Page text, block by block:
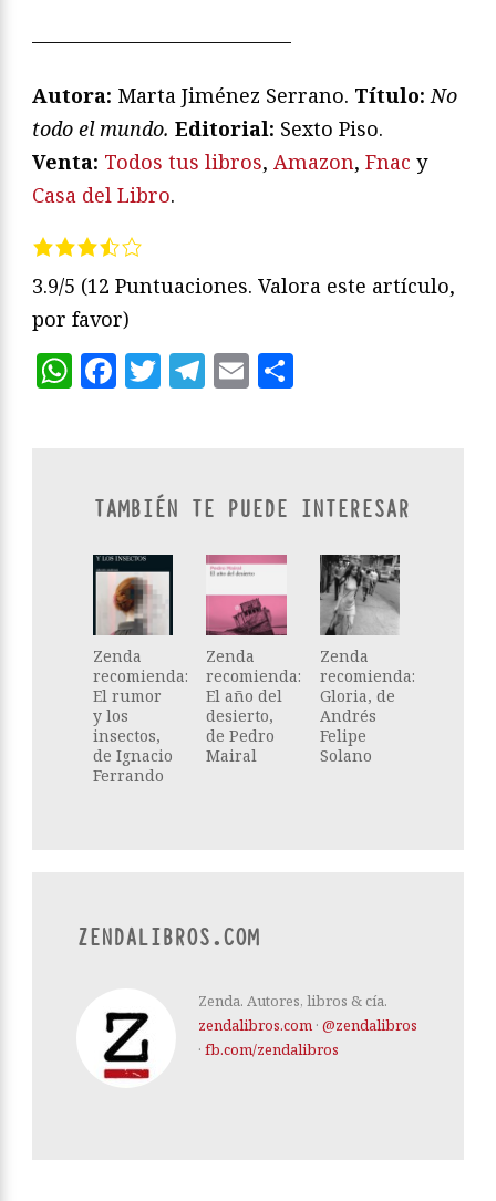
—————————————
Autora: Marta Jiménez Serrano. Título: No
todo el mundo. Editorial: Sexto Piso.
Venta: Todos tus libros, Amazon, Fnac y
Casa del Libro.
3.9/5 (12 Puntuaciones. Valora este artículo,
por favor)
WhatsApp
Facebook
Twitter
Telegram
Email
TAMBIÉN TE PUEDE INTERESAR
Zenda
recomienda:
El rumor
y los
insectos,
de Ignacio
Ferrando
Zenda
recomienda:
El año del
desierto,
de Pedro
Mairal
Zenda
recomienda:
Gloria, de
Andrés
Felipe
Solano
ZENDALIBROS.COM
Zenda. Autores, libros & cía.
zendalibros.com · @zendalibros
· fb.com/zendalibros